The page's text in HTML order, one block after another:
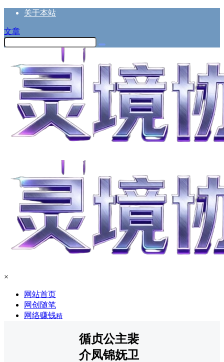
关于本站
文章
×
网站首页
网创随笔
网络赚钱精
循贞公主裴
介凤锦妩卫